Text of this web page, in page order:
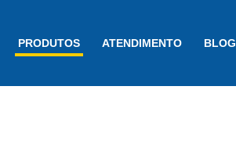
PRODUTOS ATENDIMENTO BLOG